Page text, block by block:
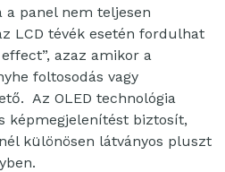
a panel nem teljesen
LCD tévék esetén fordulhat
azaz amikor a
foltosodás vagy
Az OLED technológia
képmegjelenítést biztosít,
különösen látványos pluszt